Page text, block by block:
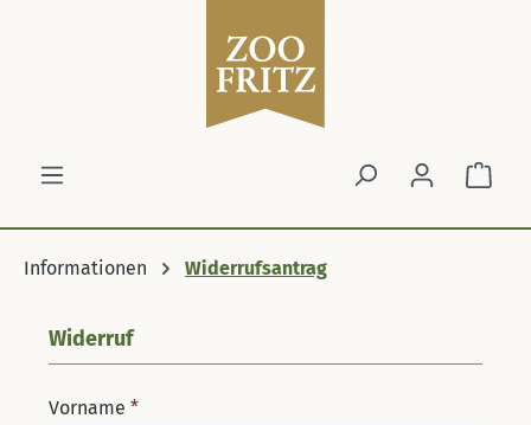
Informationen Widerrufsantrag
Widerruf
Vorname *